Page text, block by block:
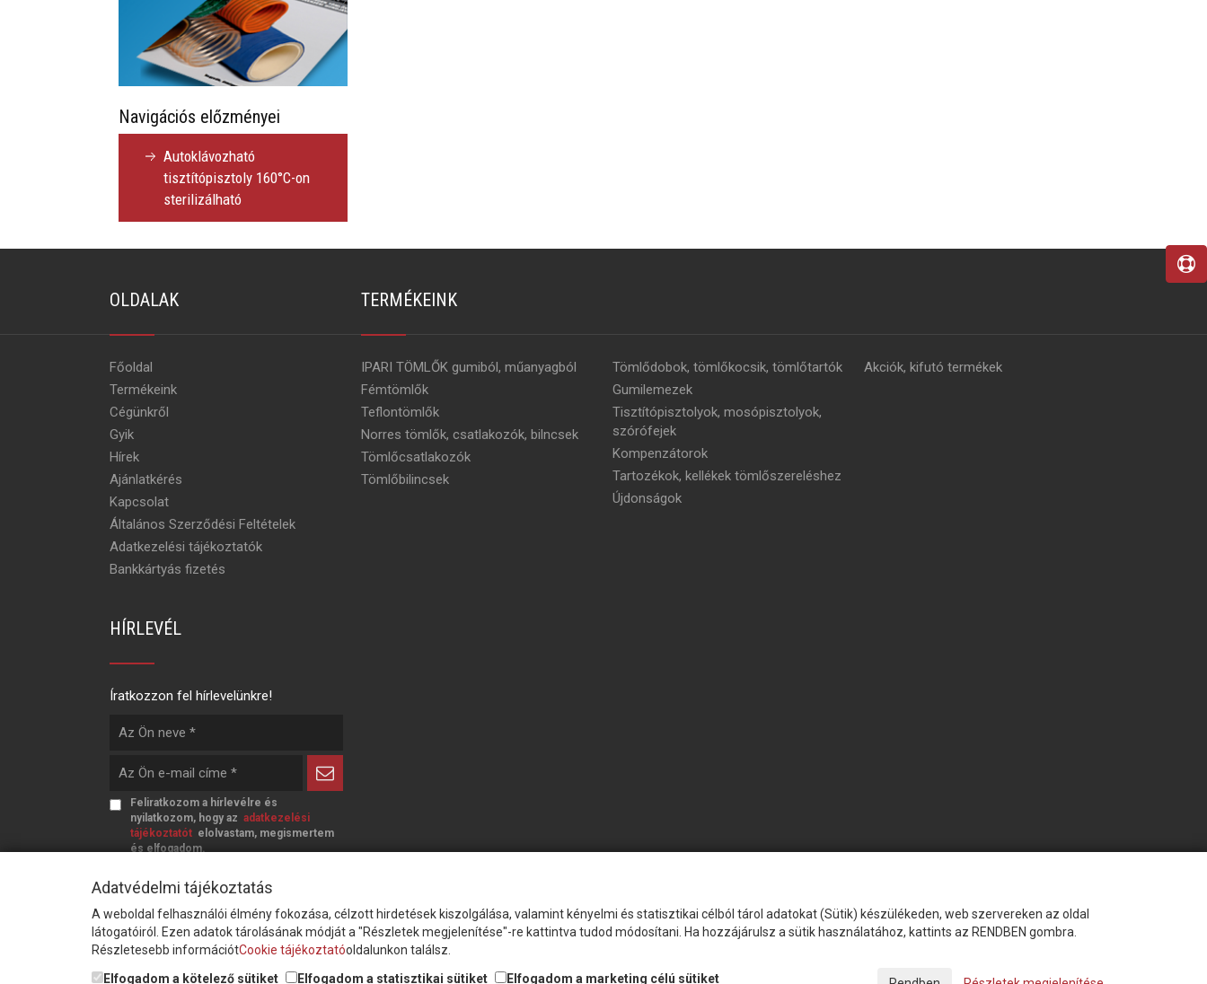
Navigációs előzményei
Autoklávozható
tisztítópisztoly 160°C-on
sterilizálható
OLDALAK
Főoldal
Termékeink
Cégünkről
Gyik
Hírek
Ajánlatkérés
Kapcsolat
Általános Szerződési Feltételek
Adatkezelési tájékoztatók
Bankkártyás fizetés
TERMÉKEINK
IPARI TÖMLŐK gumiból, műanyagból
Fémtömlők
Teflontömlők
Norres tömlők, csatlakozók, bilncsek
Tömlőcsatlakozók
Tömlőbilincsek
Tömlődobok, tömlőkocsik, tömlőtartók
Gumilemezek
Tisztítópisztolyok, mosópisztolyok,
szórófejek
Kompenzátorok
Tartozékok, kellékek tömlőszereléshez
Újdonságok
Akciók, kifutó termékek
HÍRLEVÉL
Íratkozzon fel hírlevelünkre!
Feliratkozom a hírlevélre és
nyilatkozom, hogy azadatkezelési
tájékoztatót elolvastam, megismertem
és elfogadom.
© Copyright Triász-Tömlő Kft. | Minden jog
Adatvédelmi tájékoztatás
A weboldal felhasználói élmény fokozása, célzott hirdetések kiszolgálása, valamint kényelmi és statisztikai célból tárol adatokat (Sütik) készülékeden, web szervereken az oldal
látogatóiról. Ezen adatok tárolásának módját a "Részletek megjelenítése"-re kattintva tudod módosítani. Ha hozzájárulsz a sütik használatához, kattints az RENDBEN gombra.
Részletesebb információtCookie tájékoztatóoldalunkon találsz.
Elfogadom a kötelező sütiket
Elfogadom a statisztikai sütiket Elfogadom a marketing célú sütiket